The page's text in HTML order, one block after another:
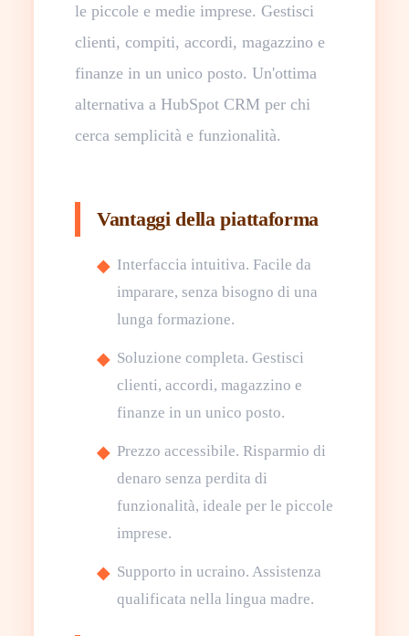
le piccole e medie imprese. Gestisci
clienti, compiti, accordi, magazzino e
finanze in un unico posto. Un'ottima
alternativa a HubSpot CRM per chi
cerca semplicità e funzionalità.
Vantaggi della piattaforma
Interfaccia intuitiva. Facile da
imparare, senza bisogno di una
lunga formazione.
Soluzione completa. Gestisci
clienti, accordi, magazzino e
finanze in un unico posto.
Prezzo accessibile. Risparmio di
denaro senza perdita di
funzionalità, ideale per le piccole
imprese.
Supporto in ucraino. Assistenza
qualificata nella lingua madre.